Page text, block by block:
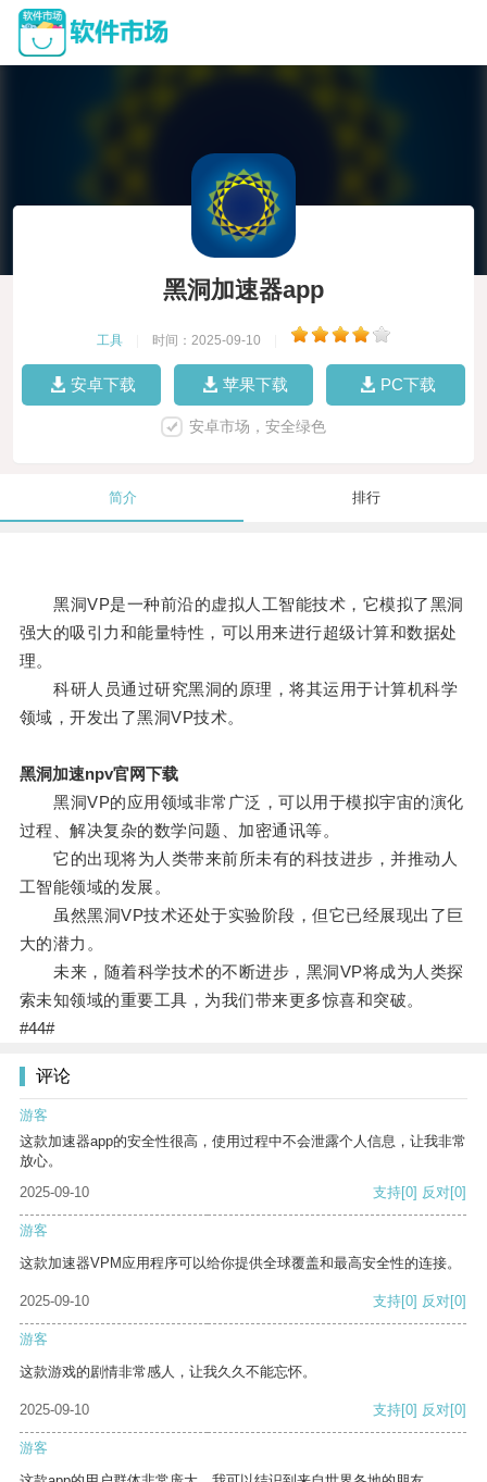
黑洞加速器app
工具 时间：2025-09-10
安卓下载 苹果下载 PC下载
安卓市场，安全绿色
简介 排行
黑洞VP是一种前沿的虚拟人工智能技术，它模拟了黑洞
强大的吸引力和能量特性，可以用来进行超级计算和数据处
理。
科研人员通过研究黑洞的原理，将其运用于计算机科学
领域，开发出了黑洞VP技术。
黑洞加速npv官网下载
黑洞VP的应用领域非常广泛，可以用于模拟宇宙的演化
过程、解决复杂的数学问题、加密通讯等。
它的出现将为人类带来前所未有的科技进步，并推动人
工智能领域的发展。
虽然黑洞VP技术还处于实验阶段，但它已经展现出了巨
大的潜力。
未来，随着科学技术的不断进步，黑洞VP将成为人类探
索未知领域的重要工具，为我们带来更多惊喜和突破。
#44#
评论
游客
这款加速器app的安全性很高，使用过程中不会泄露个人信息，让我非常
放心。
2025-09-10
支持[0] 反对[0]
游客
这款加速器VPM应用程序可以给你提供全球覆盖和最高安全性的连接。
2025-09-10 支持[0] 反对[0]
游客
这款游戏的剧情非常感人，让我久久不能忘怀。
2025-09-10 支持[0] 反对[0]
游客